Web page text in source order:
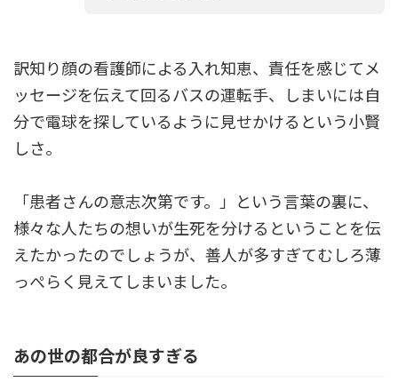
訳知り顔の看護師による入れ知恵、責任を感じてメ
ッセージを伝えて回るバスの運転手、しまいには自
分で電球を探しているように見せかけるという小賢
しさ。
「患者さんの意志次第です。」という言葉の裏に、
様々な人たちの想いが生死を分けるということを伝
えたかったのでしょうが、善人が多すぎてむしろ薄
っぺらく見えてしまいました。
あの世の都合が良すぎる